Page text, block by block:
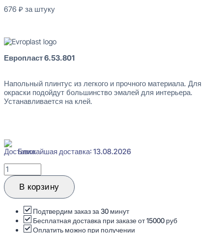
676 ₽ за штуку
Европласт 6.53.801
Напольный плинтус из легкого и прочного материала. Для
окраски подойдут большинство эмалей для интерьера.
Устанавливается на клей.
Ближайшая доставка: 13.08.2026
Количество
товара
Evroplast
6.53.801
напольный
Перфом
15x60x2000
В корзину
Подтвердим заказ за 30 минут
Бесплатная доставка при заказе от 15000 руб
Оплатить можно при получении